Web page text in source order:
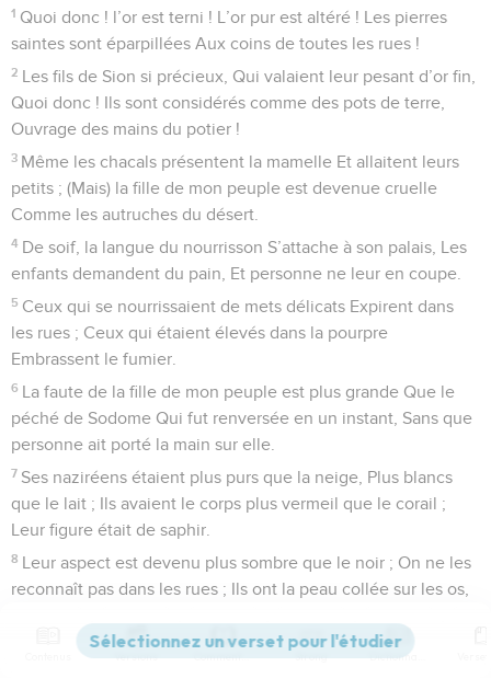
1 Quoi donc ! l’or est terni ! L’or pur est altéré ! Les pierres
saintes sont éparpillées Aux coins de toutes les rues !
2 Les fils de Sion si précieux, Qui valaient leur pesant d’or fin,
Quoi donc ! Ils sont considérés comme des pots de terre,
Ouvrage des mains du potier !
3 Même les chacals présentent la mamelle Et allaitent leurs
petits ; (Mais) la fille de mon peuple est devenue cruelle
Comme les autruches du désert.
4 De soif, la langue du nourrisson S’attache à son palais, Les
enfants demandent du pain, Et personne ne leur en coupe.
5 Ceux qui se nourrissaient de mets délicats Expirent dans
les rues ; Ceux qui étaient élevés dans la pourpre
Embrassent le fumier.
6 La faute de la fille de mon peuple est plus grande Que le
péché de Sodome Qui fut renversée en un instant, Sans que
personne ait porté la main sur elle.
7 Ses naziréens étaient plus purs que la neige, Plus blancs
que le lait ; Ils avaient le corps plus vermeil que le corail ;
Leur figure était de saphir.
8 Leur aspect est devenu plus sombre que le noir ; On ne les
reconnaît pas dans les rues ; Ils ont la peau collée sur les os,
Les victimes de l’épée ont eu plus de chance Que les
Versions Commentaires Strong